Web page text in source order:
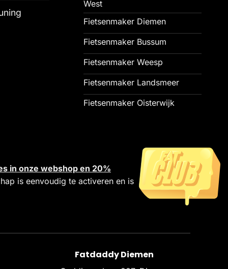
West
Fietsenmaker Diemen
Fietsenmaker Bussum
Fietsenmaker Weesp
Fietsenmaker Landsmeer
Fietsenmaker Oisterwijk
in onze webshop en 20%
is eenvoudig te activeren en is
Fatdaddy Diemen